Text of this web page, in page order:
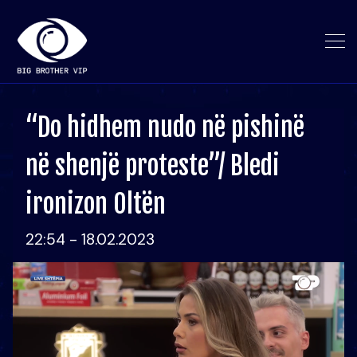
“Do hidhem nudo në pishinë
në shenjë proteste”/ Bledi
ironizon Oltën
22:54 - 18.02.2023